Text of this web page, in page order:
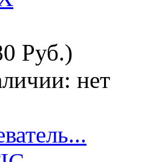
Руб.)
нет